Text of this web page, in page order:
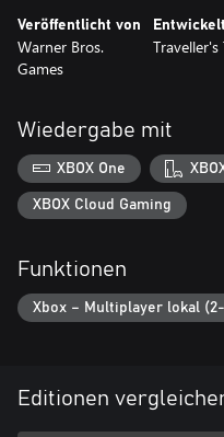
Veröffentlicht von
Warner Bros.
Games
Traveller's
Wiedergabe mit
XBOX One
XBOX Cloud Gaming
Funktionen
Xbox – Multiplayer lokal
Editionen